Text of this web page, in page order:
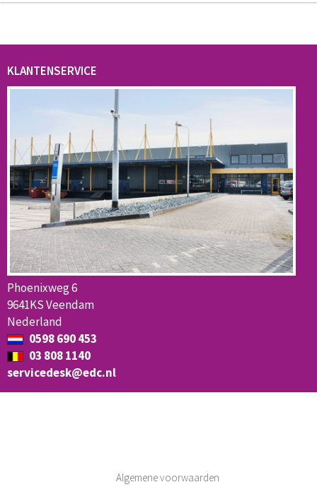
KLANTENSERVICE
Phoenixweg 6
9641KS Veendam
Nederland
0598 690 453
03 808 1140
servicedesk@edc.nl
Algemene voorwaarden